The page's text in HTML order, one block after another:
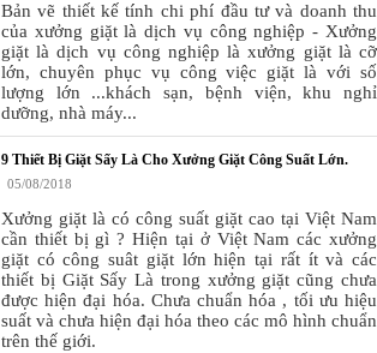
Bản vẽ thiết kế tính chi phí đầu tư và doanh thu
của xưởng giặt là dịch vụ công nghiệp - Xưởng
giặt là dịch vụ công nghiệp là xưởng giặt là cỡ
lớn, chuyên phục vụ công việc giặt là với số
lượng lớn ...khách sạn, bệnh viện, khu nghỉ
dưỡng, nhà máy...
9 Thiết Bị Giặt Sấy Là Cho Xưởng Giặt Công Suất Lớn.
05/08/2018
Xưởng giặt là có công suất giặt cao tại Việt Nam
cần thiết bị gì ? Hiện tại ở Việt Nam các xưởng
giặt có công suât giặt lớn hiện tại rất ít và các
thiết bị Giặt Sấy Là trong xưởng giặt cũng chưa
được hiện đại hóa. Chưa chuẩn hóa , tối ưu hiệu
suất và chưa hiện đại hóa theo các mô hình chuẩn
trên thế giới.